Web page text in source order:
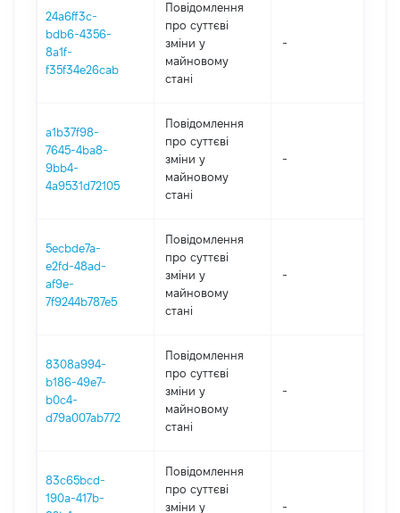
24a6ff3c-
bdb6-4356-
8a1f-
f35f34e26cab
Повідомлення
про суттєві
зміни y
майновому
стані
-
a1b37f98-
7645-4ba8-
9bb4-
4a9531d72105
Повідомлення
про суттєві
зміни y
майновому
стані
-
5ecbde7a-
e2fd-48ad-
af9e-
7f9244b787e5
Повідомлення
про суттєві
зміни y
майновому
стані
-
8308a994-
b186-49e7-
b0c4-
d79a007ab772
Повідомлення
про суттєві
зміни y
майновому
стані
-
83c65bcd-
190a-417b-
Повідомлення
про суттєві
зміни y
-